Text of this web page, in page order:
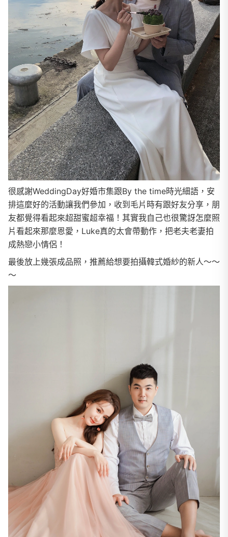
很感謝WeddingDay好婚市集跟By the time時光細語，安
排這麼好的活動讓我們參加，收到毛片時有跟好友分享，朋
友都覺得看起來超甜蜜超幸福！其實我自己也很驚訝怎麼照
片看起來那麼恩愛，Luke真的太會帶動作，把老夫老妻拍
成熱戀小情侶！
最後放上幾張成品照，推薦給想要拍攝韓式婚紗的新人～～
～